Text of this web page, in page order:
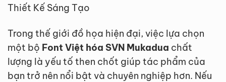
Thiết Kế Sáng Tạo
Trong thế giới đồ họa hiện đại, việc lựa chọn
một bộ Font Việt hóa SVN Mukadua chất
lượng là yếu tố then chốt giúp tác phẩm của
bạn trở nên nổi bật và chuyên nghiệp hơn. Nếu